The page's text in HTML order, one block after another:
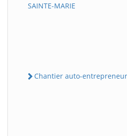
SAINTE-MARIE
Chantier auto-entrepreneur